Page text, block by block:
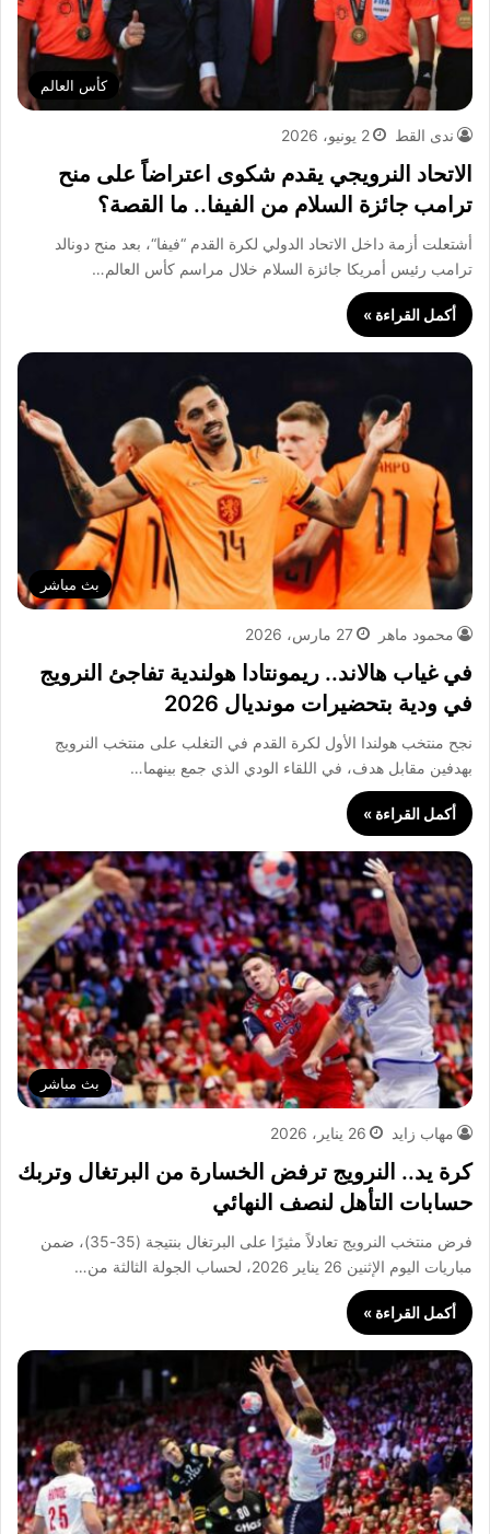
كأس العالم
ندى القط 2 يونيو، 2026
الاتحاد النرويجي يقدم شكوى اعتراضاً على منح
ترامب جائزة السلام من الفيفا.. ما القصة؟
أشتعلت أزمة داخل الاتحاد الدولي لكرة القدم “فيفا“، بعد منح دونالد
ترامب رئيس أمريكا جائزة السلام خلال مراسم كأس العالم…
أكمل القراءة »
بث مباشر
محمود ماهر 27 مارس، 2026
في غياب هالاند.. ريمونتادا هولندية تفاجئ النرويج
في ودية بتحضيرات مونديال 2026
نجح منتخب هولندا الأول لكرة القدم في التغلب على منتخب النرويج
بهدفين مقابل هدف، في اللقاء الودي الذي جمع بينهما…
أكمل القراءة »
بث مباشر
مهاب زايد 26 يناير، 2026
كرة يد.. النرويج ترفض الخسارة من البرتغال وتربك
حسابات التأهل لنصف النهائي
فرض منتخب النرويج تعادلاً مثيرًا على البرتغال بنتيجة (35-35)، ضمن
مباريات اليوم الإثنين 26 يناير 2026، لحساب الجولة الثالثة من…
أكمل القراءة »